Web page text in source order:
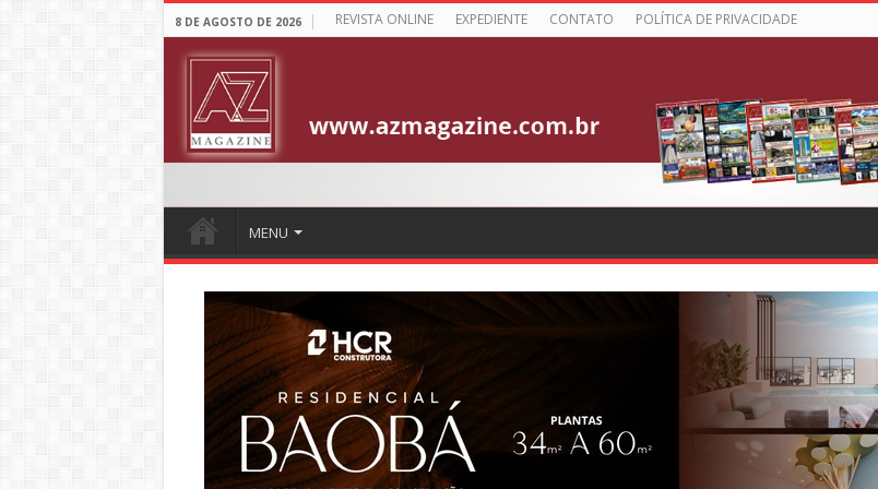
8 DE AGOSTO DE 2026 REVISTA ONLINE EXPEDIENTE CONTATO POLÍTICA DE PRIVACIDADE
MENU